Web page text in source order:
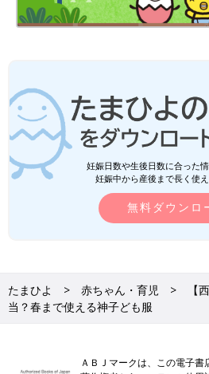
妊娠日数や生後日数に合った
妊娠中から産後まで長く使
無料ダウンロ
たまひよ 赤ちゃん・育児
【
当？春まで使える神子ども服
ＡＢＪマークは、この電子書